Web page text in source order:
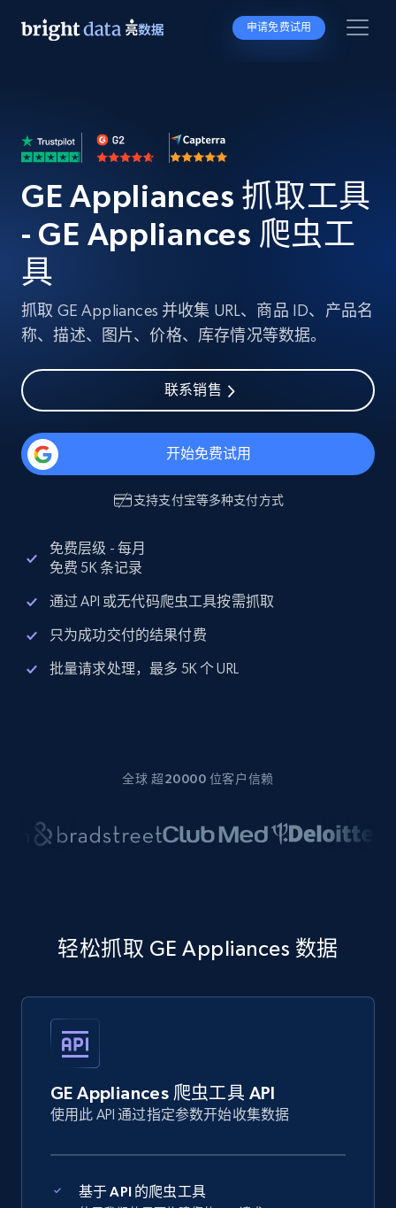
申请免费试用
GE Appliances 抓取工具
- GE Appliances 爬虫工
具
抓取 GE Appliances 并收集 URL、商品 ID、产品名
称、描述、图片、价格、库存情况等数据。
联系销售
开始免费试用
支持支付宝等多种支付方式
免费层级 - 每月
免费 5K 条记录
通过 API 或无代码爬虫工具按需抓取
只为成功交付的结果付费
批量请求处理，最多 5K 个 URL
全球 超20000 位客户信赖
轻松抓取 GE Appliances 数据
GE Appliances 爬虫工具 API
使用此 API 通过指定参数开始收集数据
基于 API 的爬虫工具